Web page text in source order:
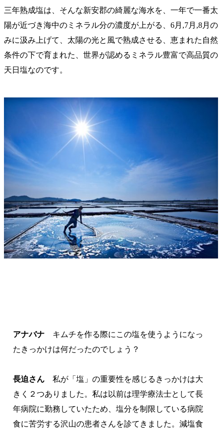
三年熟成塩は、そんな新安郡の綺麗な海水を、一年で一番太
陽が近づき海中のミネラル分の濃度が上がる、6月,7月,8月の
みに汲み上げて、太陽の光と風で熟成させる、恵まれた自然
条件の下で育まれた、世界が認めるミネラル豊富で高品質の
天日塩なのです。
アナバナ キムチを作る際にこの塩を使うようになっ
たきっかけは何だったのでしょう？
長迫さん 私が「塩」の重要性を感じるきっかけは大
きく２つありました。私は以前は理学療法士として長
年病院に勤務していたため、塩分を制限している病院
食に苦労する沢山の患者さんを診てきました。減塩食